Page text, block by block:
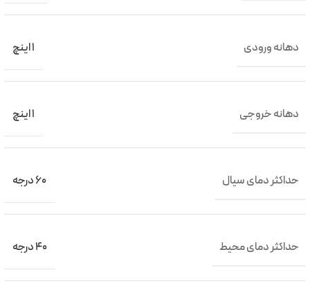
دهانه ورودی 1 اینچ
دهانه خروجی 1 اینچ
حداکثر دمای سیال 60 درجه
حداکثر دمای محیط 40 درجه